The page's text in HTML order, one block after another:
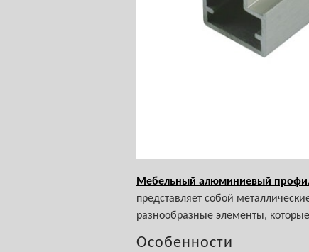
Мебельный алюминиевый
представляет собой
разнообразные элементы,
Особенности